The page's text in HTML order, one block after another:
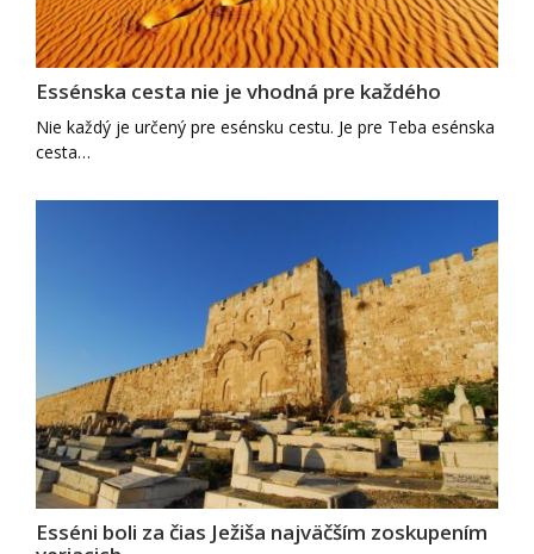
Essénska cesta nie je vhodná pre každého
Nie každý je určený pre esénsku cestu. Je pre Teba esénska
cesta…
Esséni boli za čias Ježiša najväčším zoskupením